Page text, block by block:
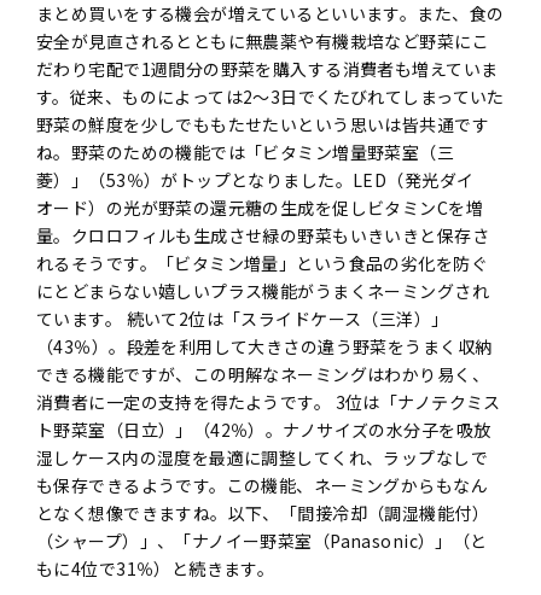
まとめ買いをする機会が増えているといいます。また、食の
安全が見直されるとともに無農薬や有機栽培など野菜にこ
だわり宅配で1週間分の野菜を購入する消費者も増えていま
す。従来、ものによっては2〜3日でくたびれてしまっていた
野菜の鮮度を少しでももたせたいという思いは皆共通です
ね。野菜のための機能では「ビタミン増量野菜室（三
菱）」（53％）がトップとなりました。LED（発光ダイ
オード）の光が野菜の還元糖の生成を促しビタミンCを増
量。クロロフィルも生成させ緑の野菜もいきいきと保存さ
れるそうです。「ビタミン増量」という食品の劣化を防ぐ
にとどまらない嬉しいプラス機能がうまくネーミングされ
ています。 続いて2位は「スライドケース（三洋）」
（43％）。段差を利用して大きさの違う野菜をうまく収納
できる機能ですが、この明解なネーミングはわかり易く、
消費者に一定の支持を得たようです。 3位は「ナノテクミス
ト野菜室（日立）」（42％）。ナノサイズの水分子を吸放
湿しケース内の湿度を最適に調整してくれ、ラップなしで
も保存できるようです。この機能、ネーミングからもなん
となく想像できますね。以下、「間接冷却（調湿機能付）
（シャープ）」、「ナノイー野菜室（Panasonic）」（と
もに4位で31％）と続きます。